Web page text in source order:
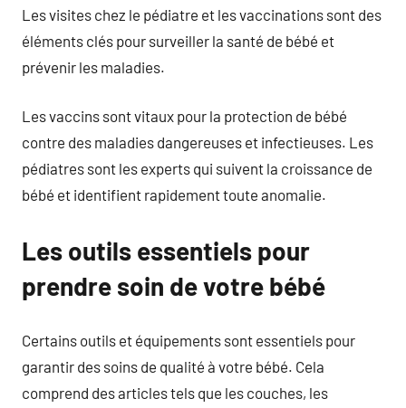
Les visites chez le pédiatre et les vaccinations sont des
éléments clés pour surveiller la santé de bébé et
prévenir les maladies.
Les vaccins sont vitaux pour la protection de bébé
contre des maladies dangereuses et infectieuses. Les
pédiatres sont les experts qui suivent la croissance de
bébé et identifient rapidement toute anomalie.
Les outils essentiels pour
prendre soin de votre bébé
Certains outils et équipements sont essentiels pour
garantir des soins de qualité à votre bébé. Cela
comprend des articles tels que les couches, les